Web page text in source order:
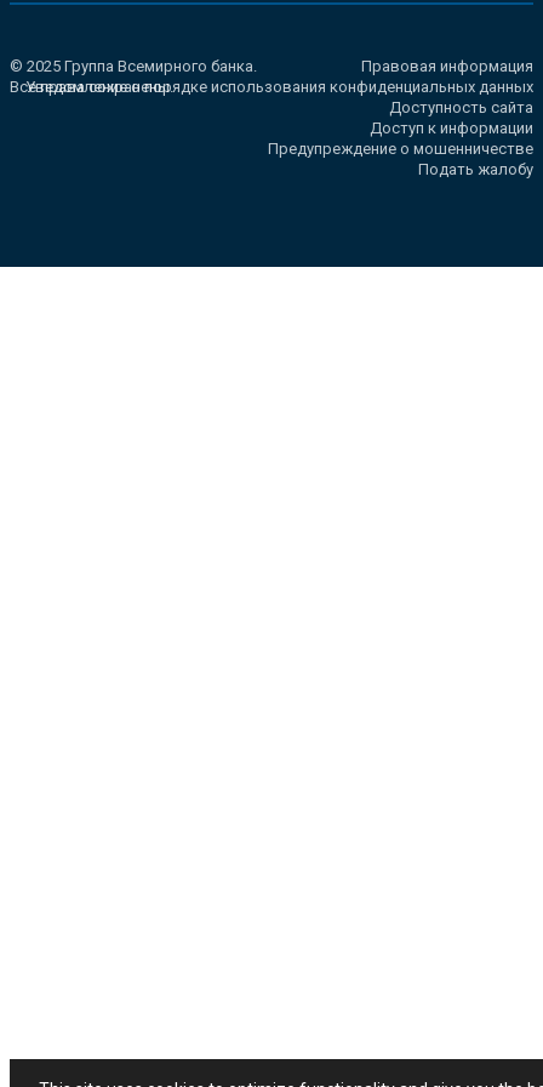
© 2025 Группа Всемирного банка.
Все права сохранены.
Правовая информация
Уведомление о порядке использования конфиденциальных данных
Доступность сайта
Доступ к информации
Предупреждение о мошенничестве
Подать жалобу